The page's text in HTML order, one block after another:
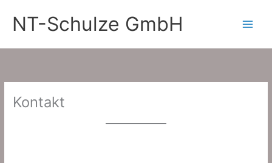
Inhalt
springen
NT-Schulze GmbH
Kontakt